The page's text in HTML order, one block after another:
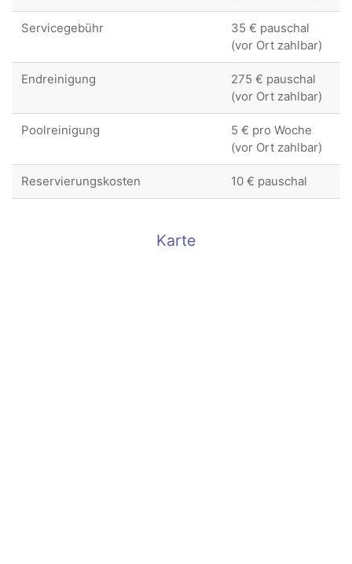
Servicegebühr
35 € pauschal
(vor Ort zahlbar)
Endreinigung
275 € pauschal
(vor Ort zahlbar)
Poolreinigung
5 € pro Woche
(vor Ort zahlbar)
Reservierungskosten 10 € pauschal
Karte